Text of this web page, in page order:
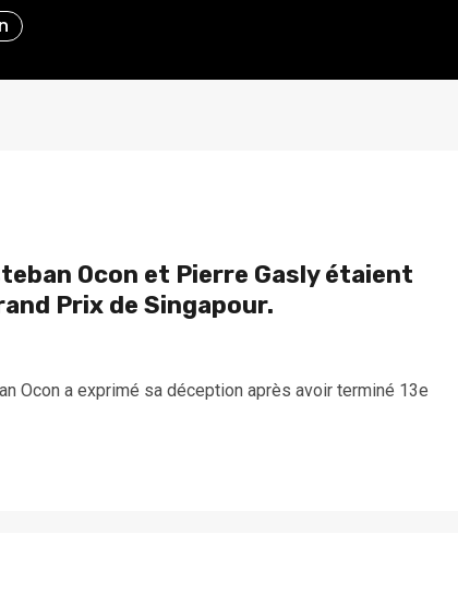
Ocon et Pierre Gasly étaient
Prix de Singapour.
Ocon a exprimé sa déception après avoir terminé 13e